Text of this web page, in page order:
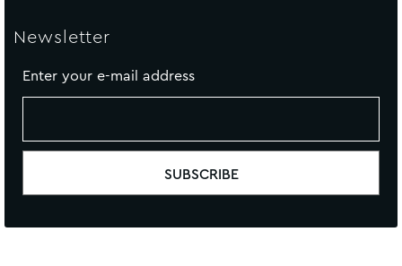
Newsletter
Enter your e-mail address